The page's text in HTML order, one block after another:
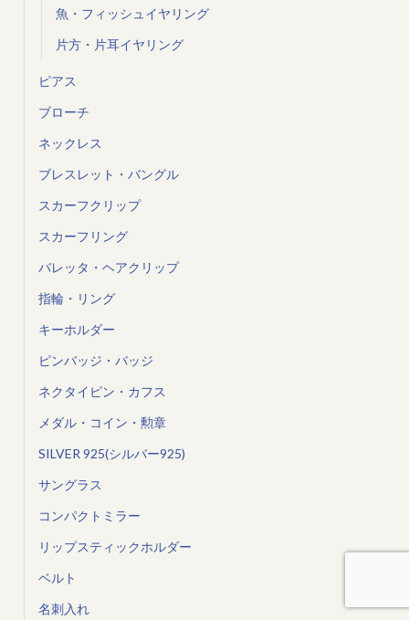
魚・フィッシュイヤリング
片方・片耳イヤリング
ピアス
ブローチ
ネックレス
ブレスレット・バングル
スカーフクリップ
スカーフリング
バレッタ・ヘアクリップ
指輪・リング
キーホルダー
ピンバッジ・バッジ
ネクタイピン・カフス
メダル・コイン・勲章
SILVER 925(シルバー925)
サングラス
コンパクトミラー
リップスティックホルダー
ベルト
名刺入れ